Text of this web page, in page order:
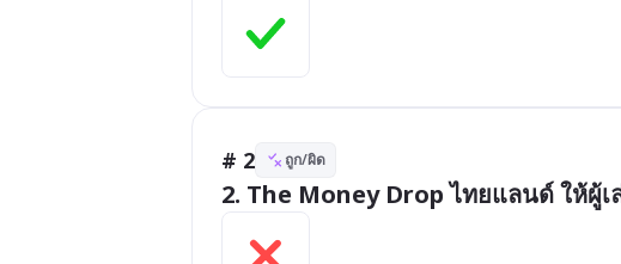
# 2 ถูก/ผิด
2. The Money Drop ไทยแลนด์ ให้ผู้